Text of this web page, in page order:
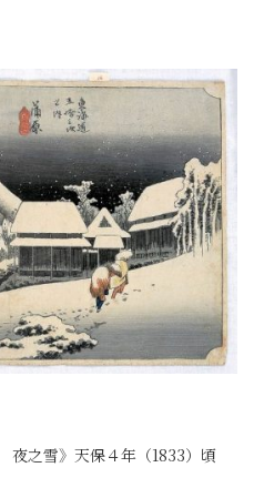
之雪》天保４年（1833）頃